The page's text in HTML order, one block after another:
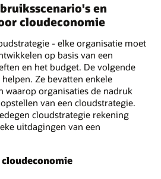
en
cloudeconomie
- elke organisatie moet
op basis van een
en het budget. De volgende
Ze bevatten enkele
waarop organisaties de nadruk
van een cloudstrategie.
cloudstrategie rekening
uitdagingen van een